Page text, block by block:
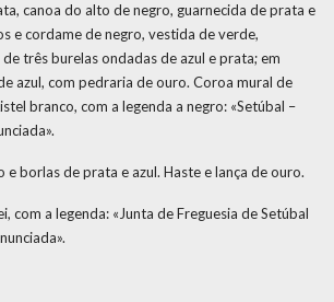
canoa do alto de negro, guarnecida de prata e
e cordame de negro, vestida de verde,
três burelas ondadas de azul e prata; em
azul, com pedraria de ouro. Coroa mural de
branco, com a legenda a negro: «Setúbal –
e borlas de prata e azul. Haste e lança de ouro.
com a legenda: «Junta de Freguesia de Setúbal